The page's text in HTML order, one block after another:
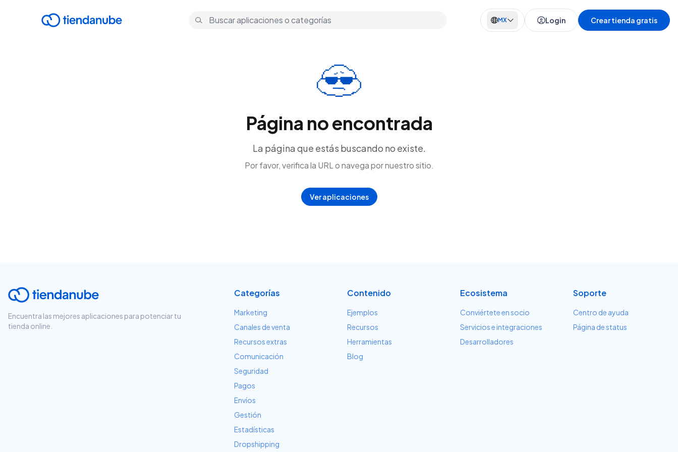
MX Login Crear tienda gratis
Página no encontrada
La página que estás buscando no existe.
Por favor, verifica la URL o navega por nuestro sitio.
Ver aplicaciones
Encuentra las mejores aplicaciones para potenciar tu
tienda online.
Categorías
Marketing
Canales de venta
Recursos extras
Comunicación
Seguridad
Pagos
Envíos
Gestión
Estadísticas
Dropshipping
Contenido
Ejemplos
Recursos
Herramientas
Blog
Ecosistema
Conviértete en socio
Servicios e integraciones
Desarrolladores
Soporte
Centro de ayuda
Página de status